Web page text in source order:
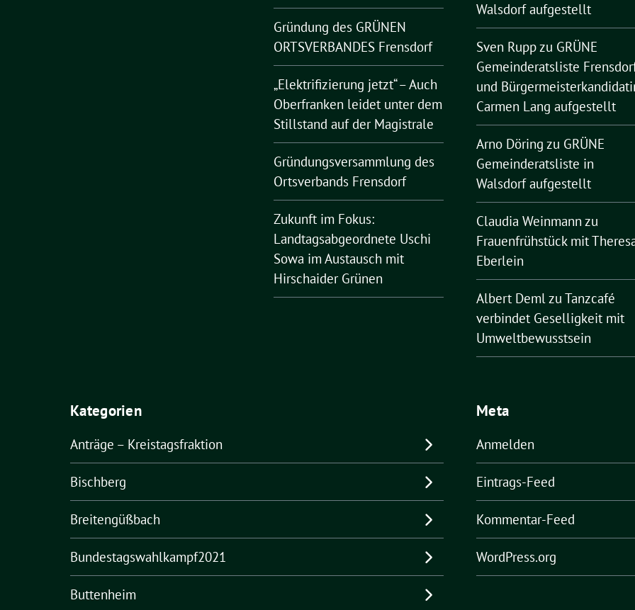
Gründung des GRÜNEN
ORTSVERBANDES Frensdorf
„Elektrifizierung jetzt“ – Auch
Oberfranken leidet unter dem
Stillstand auf der Magistrale
Gründungsversammlung des
Ortsverbands Frensdorf
Zukunft im Fokus:
Landtagsabgeordnete Uschi
Sowa im Austausch mit
Hirschaider Grünen
Walsdorf aufgestellt
Sven Ruppzu GRÜNE
Gemeinderatsliste
und
Carmen Lang aufgestellt
Arno Döring zu GRÜNE
Gemeinderatsliste in
Walsdorf aufgestellt
Claudia Weinmann zu
Frauenfrühstück mit
Eberlein
Albert Demlzu Tanzcafé
verbindet Geselligkeit mit
Umweltbewusstsein
Kategorien
Anträge – Kreistagsfraktion
Bischberg
Breitengüßbach
Bundestagswahlkampf2021
Buttenheim
Meta
Anmelden
Eintrags-Feed
Kommentar-Feed
WordPress.org